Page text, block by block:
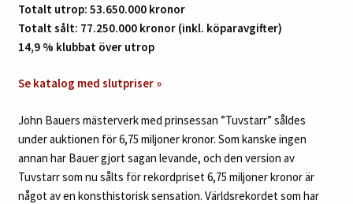
Totalt utrop: 53.650.000 kronor
Totalt sålt: 77.250.000 kronor (inkl. köparavgifter)
14,9 % klubbat över utrop
Se katalog med slutpriser »
John Bauers mästerverk med prinsessan ”Tuvstarr” såldes
under auktionen för 6,75 miljoner kronor. Som kanske ingen
annan har Bauer gjort sagan levande, och den version av
Tuvstarr som nu sålts för rekordpriset 6,75 miljoner kronor är
något av en konsthistorisk sensation. Världsrekordet som har